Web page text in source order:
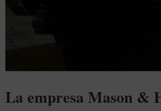
La empresa Mason &